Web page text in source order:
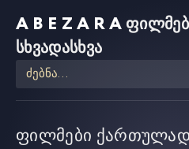
ABEZARA
სხვადასხვა
ფილმები ქართულად